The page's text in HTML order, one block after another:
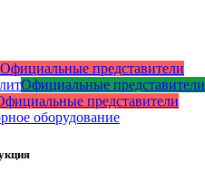
Официальные представители
Официальные представители
представители
оборудование